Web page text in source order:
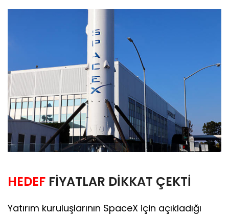
HEDEF FİYATLAR DİKKAT ÇEKTİ
Yatırım kuruluşlarının SpaceX için açıkladığı